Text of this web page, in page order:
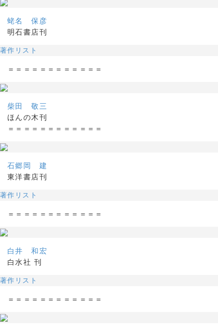
蛯名 保彦
明石書店刊
著作リスト
＝＝＝＝＝＝＝＝＝＝＝＝
柴田 敬三
ほんの木刊
＝＝＝＝＝＝＝＝＝＝＝＝
石郷岡 建
東洋書店刊
著作リスト
＝＝＝＝＝＝＝＝＝＝＝＝
白井 和宏
白水社 刊
著作リスト
＝＝＝＝＝＝＝＝＝＝＝＝